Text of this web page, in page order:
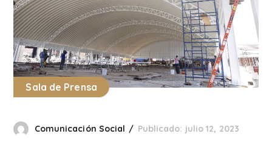
Sala de Prensa
Comunicación Social Publicado: julio 12, 2023